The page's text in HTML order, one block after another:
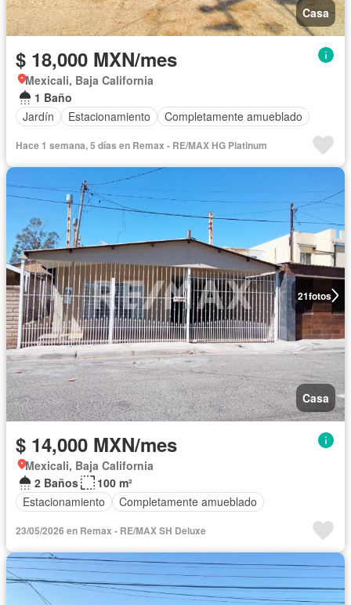
Casa
$ 18,000 MXN/mes
Mexicali, Baja California
1 Baño
Jardín
Estacionamiento Completamente amueblado
Hace 1 semana, 5 días en Remax - RE/MAX HG Platinum
21fotos
Casa
$ 14,000 MXN/mes
Mexicali, Baja California
2 Baños
100 m²
Estacionamiento
Completamente amueblado
23/05/2026 en Remax - RE/MAX SH Deluxe